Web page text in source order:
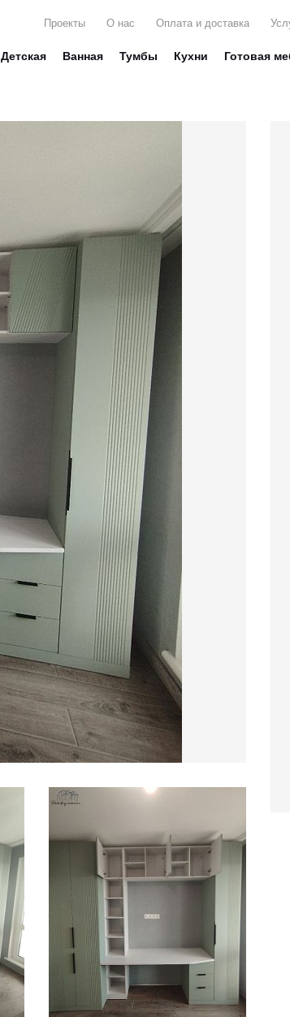
Проекты О нас Оплата и доставка
Детская Ванная Тумбы Кухни Готовая